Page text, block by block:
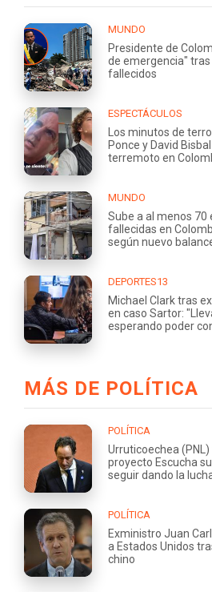
MUNDO
Presidente de
de emergencia"
fallecidos
ESPECTÁCULOS
Los minutos de
Ponce y David
terremoto en
MUNDO
Sube a al menos 70
fallecidas en
según nuevo
DEPORTES13
Michael Clark tras
en caso Sartor:
esperando poder
MÁS DE POLÍTICA
POLÍTICA
Urruticoechea
proyecto Escucha
seguir dando la
POLÍTICA
Exministro Juan
a Estados Unidos
chino